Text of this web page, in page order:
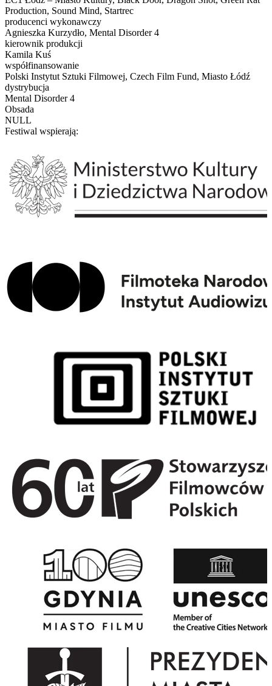
Production, Sound Mind, Startrec
producenci wykonawczy
Agnieszka Kurzydło, Mental Disorder 4
kierownik produkcji
Kamila Kuś
współfinansowanie
Polski Instytut Sztuki Filmowej, Czech Film Fund, Miasto Łódź
dystrybucja
Mental Disorder 4
Obsada
NULL
Festiwal wspierają: